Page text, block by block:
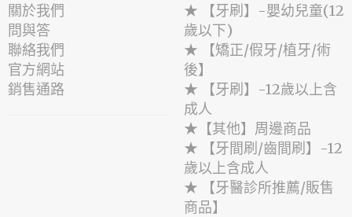
關於我們
問與答
聯絡我們
官方網站
銷售通路
★ 【牙刷】-嬰幼兒童(12
歲以下)
★ 【矯正/假牙/植牙/術
後】
★ 【牙刷】-12歲以上含
成人
★【其他】周邊商品
★ 【牙間刷/齒間刷】-12
歲以上含成人
★ 【牙醫診所推薦/販售
商品】